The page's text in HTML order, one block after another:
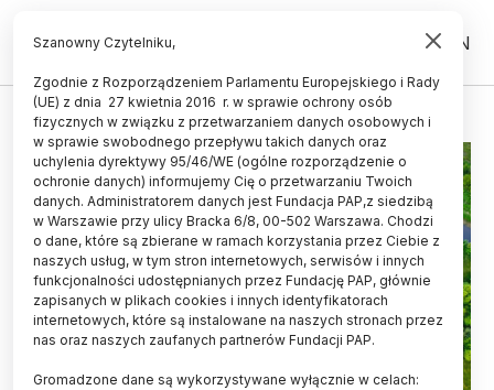
PL EN
STAN WÓD
Szanowny Czytelniku,
Zgodnie z Rozporządzeniem Parlamentu Europejskiego i Rady
(UE) z dnia 27 kwietnia 2016 r. w sprawie ochrony osób
fizycznych w związku z przetwarzaniem danych osobowych i
w sprawie swobodnego przepływu takich danych oraz
uchylenia dyrektywy 95/46/WE (ogólne rozporządzenie o
ochronie danych) informujemy Cię o przetwarzaniu Twoich
danych. Administratorem danych jest Fundacja PAP,z siedzibą
w Warszawie przy ulicy Bracka 6/8, 00-502 Warszawa. Chodzi
o dane, które są zbierane w ramach korzystania przez Ciebie z
naszych usług, w tym stron internetowych, serwisów i innych
funkcjonalności udostępnianych przez Fundację PAP, głównie
zapisanych w plikach cookies i innych identyfikatorach
internetowych, które są instalowane na naszych stronach przez
nas oraz naszych zaufanych partnerów Fundacji PAP.
Gromadzone dane są wykorzystywane wyłącznie w celach: